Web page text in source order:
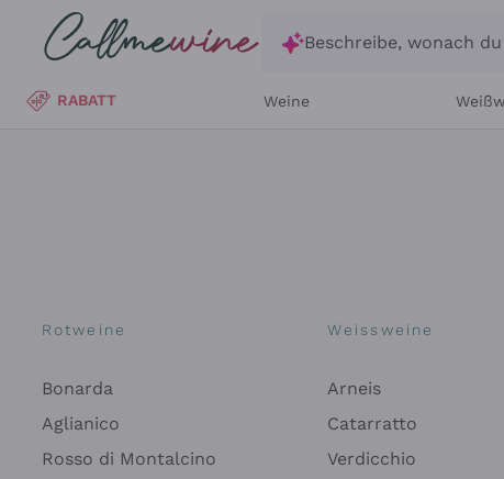
Zum Hauptinhalt springen
Beschreibe, wonach
RABATT Weine
Rotweine
Bonarda
Aglianico
Rosso di Montalcino
Weissweine
Arneis
Catarratto
Verdicchio